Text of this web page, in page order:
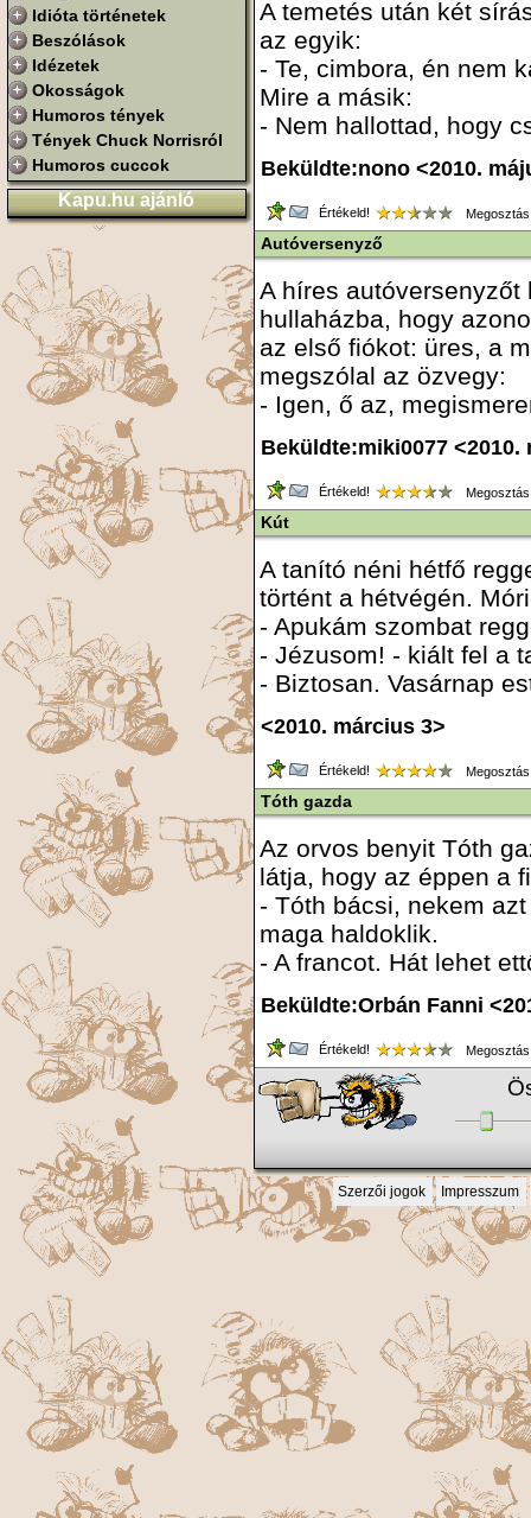
Idióta történetek
Beszólások
Idézetek
Okosságok
Humoros tények
Tények Chuck Norrisról
Humoros cuccok
Kapu.hu ajánló
A temetés után két
az egyik:
- Te, cimbora, én nem
Mire a másik:
- Nem hallottad, hogy
Beküldte:nono <2010.
Értékeld!
Autóversenyző
A híres
hullaházba, hogy
az első fiókot: üres, a
megszólal az özvegy:
- Igen, ő az,
Beküldte:miki0077 <2010.
Értékeld!
Kút
A tanító néni hétfő
történt a hétvégén.
- Apukám szombat
- Jézusom! - kiált fel a
- Biztosan. Vasárnap
<2010. március 3>
Értékeld!
Tóth gazda
Az orvos benyit Tóth
látja, hogy az éppen a
- Tóth bácsi, nekem
maga haldoklik.
- A francot. Hát lehet
Beküldte:Orbán Fanni
Értékeld!
Szerzői jogok Impresszum